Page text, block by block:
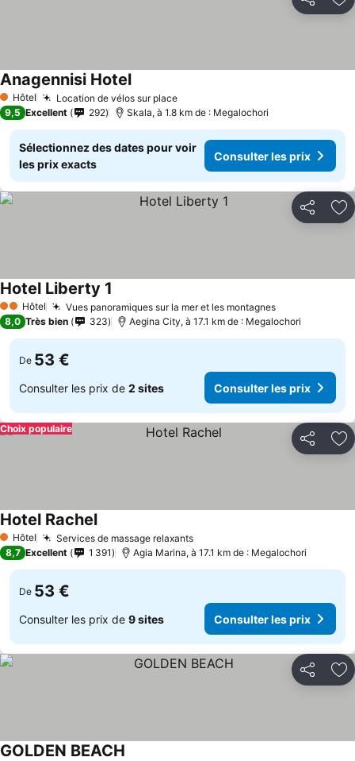
Partager
1 Étoiles
Hôtel Location de vélos sur place
Anagennisi Hotel
9,5 Excellent 292 Skala, à 1.8 km de : Megalochori
Sélectionnez des dates pour voir
les prix exacts
Consulter les prix
Partager
2 Étoiles
Hôtel Vues panoramiques sur la mer et les montagnes
Hotel Liberty 1
8,0 Très bien 323 Aegina City, à 17.1 km de : Megalochori
De 53 €
Consulter les prix de 2 sites Consulter les prix
Partager
Choix populaire
1 Étoiles
Hôtel Services de massage relaxants
Hotel Rachel
8,7 Excellent 1 391 Agia Marina, à 17.1 km de : Megalochori
De 53 €
Consulter les prix de 9 sites Consulter les prix
Partager
GOLDEN BEACH